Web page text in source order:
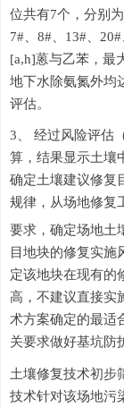
位共有7个，分别
7#
8# 13# 20#
[a,h]蒽与乙苯，最
地下水除氨氮外均
评估。
3、 经过风险评估
算，结果显示土壤
确定土壤建议修复
规律，从场地修复
要求，确定场地土
目地块的修复实施
定该地块在现有的
高，不建议直接实
术方案确定的最适
关要求做好基坑防
土壤修复技术初步
技术针对该场地污